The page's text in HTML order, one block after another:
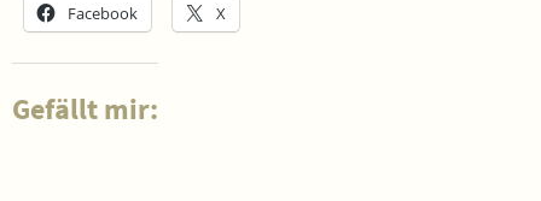
Facebook X
Gefällt mir: